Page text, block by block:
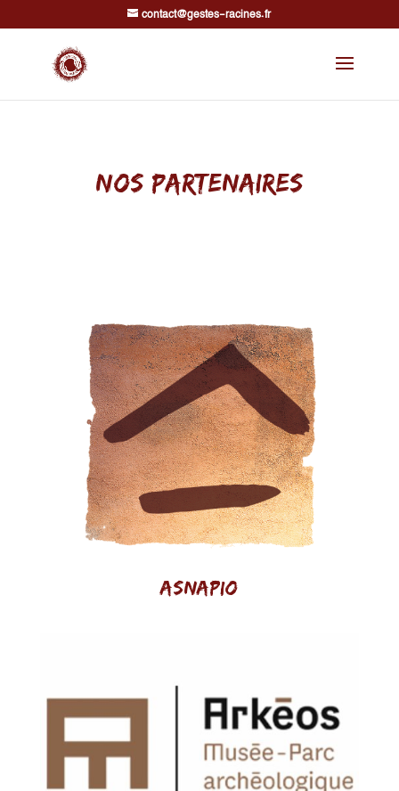
contact@gestes-racines.fr
Nos partenaires
Asnapio